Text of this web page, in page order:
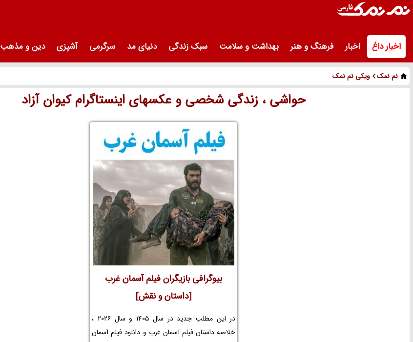
اخبار داغ اخبار فرهنگ و هنر بهداشت و سلامت سبک زندگی دنیای مد سرگرمی آشپزی دین و مذهب
نم نمک ویکی نم نمک
حواشی ، زندگی شخصی و عکسهای اینستاگرام کیوان آزاد
بیوگرافی بازیگران فیلم آسمان غرب
[داستان و نقش]
در این مطلب جدید در سال 1405 و سال 2026 ،
خلاصه داستان فیلم آسمان غرب و دانلود فیلم آسمان